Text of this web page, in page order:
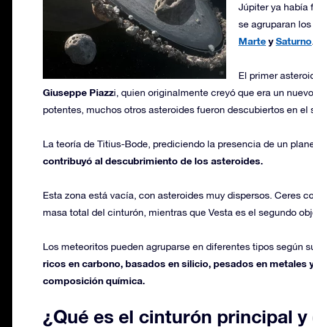
Júpiter ya había
se agruparan
Marte ySaturno.
El primer
Giuseppe Piazzi, quien originalmente creyó que era un
potentes, muchos otros asteroides fueron descubiertos en el
La teoría de Titius-Bode, prediciendo la presencia de un
contribuyó al descubrimiento de los asteroides.
Esta zona está vacía, con asteroides muy dispersos. Ceres
masa total del cinturón, mientras que Vesta es el segundo
Los meteoritos pueden agruparse en diferentes tipos según
ricos en carbono, basados en silicio, pesados en metales
composición química.
¿Qué es el cinturón principal